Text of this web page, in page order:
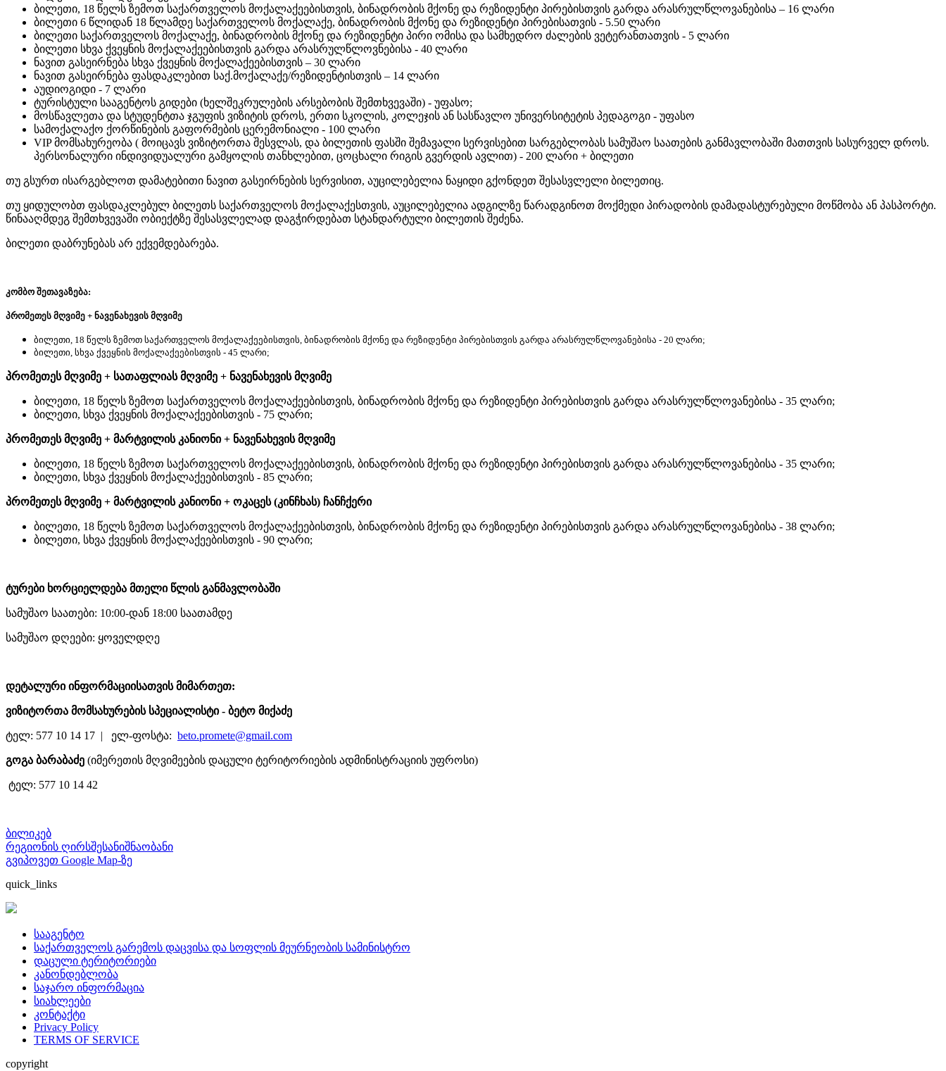
ბილეთი, 18 წელს ზემოთ საქართველოს მოქალაქეებისთვის, ბინადრობის მქონე და რეზიდენტი პირებისთვის გარდა არასრულწლოვანებისა – 16 ლარი
ბილეთი 6 წლიდან 18 წლამდე საქართველოს მოქალაქე, ბინადრობის მქონე და რეზიდენტი პირებისათვის - 5.50 ლარი
ბილეთი საქართველოს მოქალაქე, ბინადრობის მქონე და რეზიდენტი პირი ომისა და სამხედრო ძალების ვეტერანთათვის - 5 ლარი
ბილეთი სხვა ქვეყნის მოქალაქეებისთვის გარდა არასრულწლოვნებისა - 40 ლარი
ნავით გასეირნება სხვა ქვეყნის მოქალაქეებისთვის – 30 ლარი
ნავით გასეირნება ფასდაკლებით საქ.მოქალაქე/რეზიდენტისთვის – 14 ლარი
აუდიოგიდი - 7 ლარი
ტურისტული სააგენტოს გიდები (ხელშეკრულების არსებობის შემთხვევაში) - უფასო;
მოსწავლეთა და სტუდენტთა ჯგუფის ვიზიტის დროს, ერთი სკოლის, კოლეჯის ან სასწავლო უნივერსიტეტის პედაგოგი - უფასო
სამოქალაქო ქორწინების გაფორმების ცერემონიალი - 100 ლარი
VIP მომსახურეობა ( მოიცავს ვიზიტორთა შესვლას, და ბილეთის ფასში შემავალი სერვისებით სარგებლობას სამუშაო საათების განმავლობაში მათთვის სასურველ დროს.
პერსონალური ინდივიდუალური გამყოლის თანხლებით, ცოცხალი რიგის გვერდის ავლით) - 200 ლარი + ბილეთი
თუ გსურთ ისარგებლოთ დამატებითი ნავით გასეირნების სერვისით, აუცილებელია ნაყიდი გქონდეთ შესასვლელი ბილეთიც.
თუ ყიდულობთ ფასდაკლებულ ბილეთს საქართველოს მოქალაქესთვის, აუცილებელია ადგილზე წარადგინოთ მოქმედი პირადობის დამადასტურებული მოწმობა ან პასპორტი.
წინააღმდეგ შემთხვევაში ობიექტზე შესასვლელად დაგჭირდებათ სტანდარტული ბილეთის შეძენა.
ბილეთი დაბრუნებას არ ექვემდებარება.
კომბო შეთავაზება:
პრომეთეს მღვიმე + ნავენახევის მღვიმე
ბილეთი, 18 წელს ზემოთ საქართველოს მოქალაქეებისთვის, ბინადრობის მქონე და რეზიდენტი პირებისთვის გარდა არასრულწლოვანებისა - 20 ლარი;
ბილეთი, სხვა ქვეყნის მოქალაქეებისთვის - 45 ლარი;
პრომეთეს მღვიმე + სათაფლიას მღვიმე + ნავენახევის მღვიმე
ბილეთი, 18 წელს ზემოთ საქართველოს მოქალაქეებისთვის, ბინადრობის მქონე და რეზიდენტი პირებისთვის გარდა არასრულწლოვანებისა - 35 ლარი;
ბილეთი, სხვა ქვეყნის მოქალაქეებისთვის - 75 ლარი;
პრომეთეს მღვიმე + მარტვილის კანიონი + ნავენახევის მღვიმე
ბილეთი, 18 წელს ზემოთ საქართველოს მოქალაქეებისთვის, ბინადრობის მქონე და რეზიდენტი პირებისთვის გარდა არასრულწლოვანებისა - 35 ლარი;
ბილეთი, სხვა ქვეყნის მოქალაქეებისთვის - 85 ლარი;
პრომეთეს მღვიმე + მარტვილის კანიონი + ოკაცეს (კინჩხას) ჩანჩქერი
ბილეთი, 18 წელს ზემოთ საქართველოს მოქალაქეებისთვის, ბინადრობის მქონე და რეზიდენტი პირებისთვის გარდა არასრულწლოვანებისა - 38 ლარი;
ბილეთი, სხვა ქვეყნის მოქალაქეებისთვის - 90 ლარი;
ტურები ხორციელდება მთელი წლის განმავლობაში
სამუშაო საათები: 10:00-დან 18:00 საათამდე
სამუშაო დღეები: ყოველდღე
დეტალური ინფორმაციისათვის მიმართეთ:
ვიზიტორთა მომსახურების სპეციალისტი - ბეტო მიქაძე
ტელ: 577 10 14 17 | ელ-ფოსტა: beto.promete@gmail.com
გოგა ბარაბაძე (იმერეთის მღვიმეების დაცული ტერიტორიების ადმინისტრაციის უფროსი)
ტელ: 577 10 14 42
ბილიკებ
რეგიონის ღირსშესანიშნაობანი
გვიპოვეთ Google Map-ზე
quick_links
სააგენტო
საქართველოს გარემოს დაცვისა და სოფლის მეურნეობის სამინისტრო
დაცული ტერიტორიები
კანონდებლობა
საჯარო ინფორმაცია
სიახლეები
კონტაქტი
Privacy Policy
TERMS OF SERVICE
copyright